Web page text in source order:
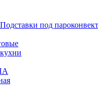
Подставки под